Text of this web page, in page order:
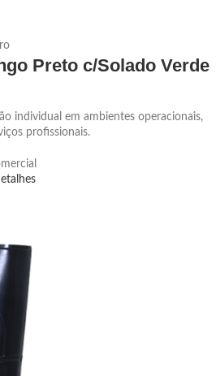
Preto c/Solado Verde
individual em ambientes operacionais,
profissionais.